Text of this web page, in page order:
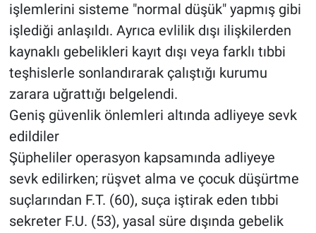
işlemlerini sisteme "normal düşük" yapmış gibi
işlediği anlaşıldı. Ayrıca evlilik dışı ilişkilerden
kaynaklı gebelikleri kayıt dışı veya farklı tıbbi
teşhislerle sonlandırarak çalıştığı kurumu
zarara uğrattığı belgelendi.
Geniş güvenlik önlemleri altında adliyeye sevk
edildiler
Şüpheliler operasyon kapsamında adliyeye
sevk edilirken; rüşvet alma ve çocuk düşürtme
suçlarından F.T. (60), suça iştirak eden tıbbi
sekreter F.U. (53), yasal süre dışında gebelik